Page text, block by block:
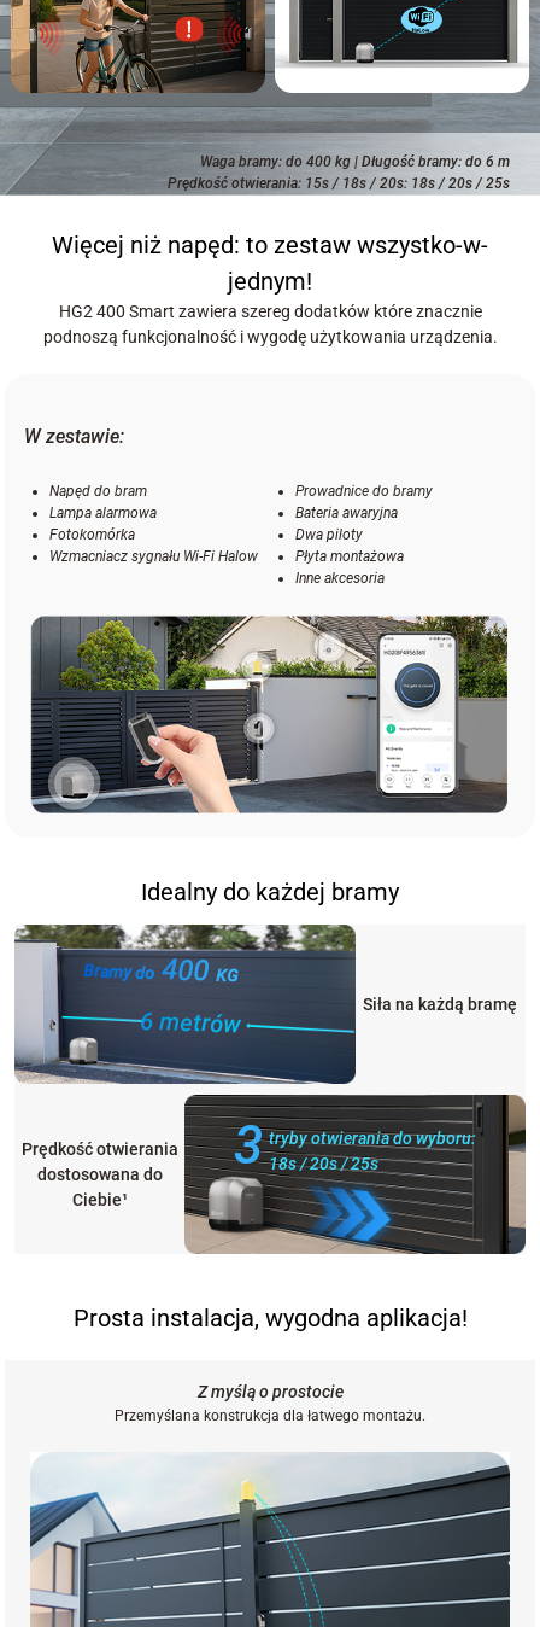
Waga bramy: do 400 kg | Długość bramy: do 6 m
Prędkość otwierania: 15s / 18s / 20s: 18s / 20s / 25s
Więcej niż napęd: to zestaw wszystko-w-
jednym!
HG2 400 Smart zawiera szereg dodatków które znacznie
podnoszą funkcjonalność i wygodę użytkowania urządzenia.
W zestawie:
Napęd do bram
Lampa alarmowa
Fotokomórka
Wzmacniacz sygnału Wi-Fi Halow
Prowadnice do bramy
Bateria awaryjna
Dwa piloty
Płyta montażowa
Inne akcesoria
Idealny do każdej bramy
Bramy do400KG
6 metrów
Siła na każdą bramę
Prędkość otwierania
dostosowana do
Ciebie¹
3 tryby otwierania do wyboru:
18s / 20s / 25s
Prosta instalacja, wygodna aplikacja!
Z myślą o prostocie
Przemyślana konstrukcja dla łatwego montażu.